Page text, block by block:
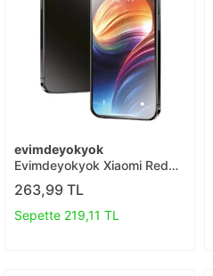
evimdeyokyok
Evimdeyokyok Xiaomi Redmi
10c 3d Antistatik Mat
Seramik Nano Ekran
Koruyucu T20
263,99 TL
Sepette 219,11 TL